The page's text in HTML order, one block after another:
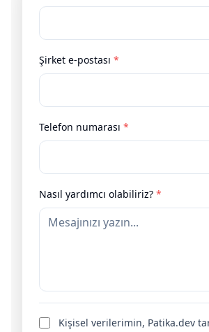
Şirket e-postası *
Telefon numarası *
Nasıl yardımcı olabiliriz? *
Kişisel verilerimin, Patika.dev